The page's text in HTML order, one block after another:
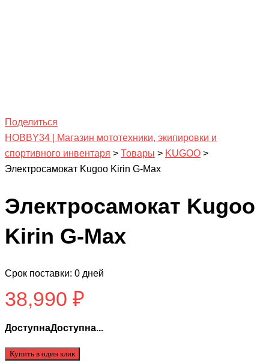
Поделиться
HOBBY34 | Магазин мототехники, экипировки и
спортивного инвентаря > Товары > KUGOO >
Электросамокат Kugoo Kirin G-Max
Электросамокат Kugoo
Kirin G-Max
Срок поставки: 0 дней
38,990 ₽
ДоступнаДоступна...
Купить в один клик